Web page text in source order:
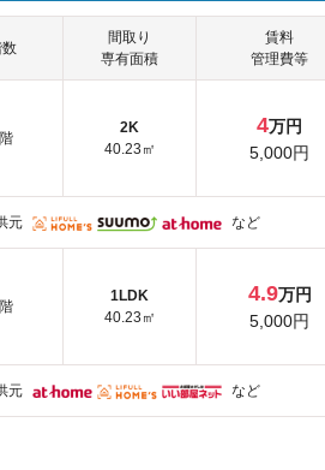
数
間取り
専有面積
賃料
管理費等
2K
40.23㎡
4万円
5,000円
元 など
1LDK
40.23㎡
4.9万円
5,000円
元 など